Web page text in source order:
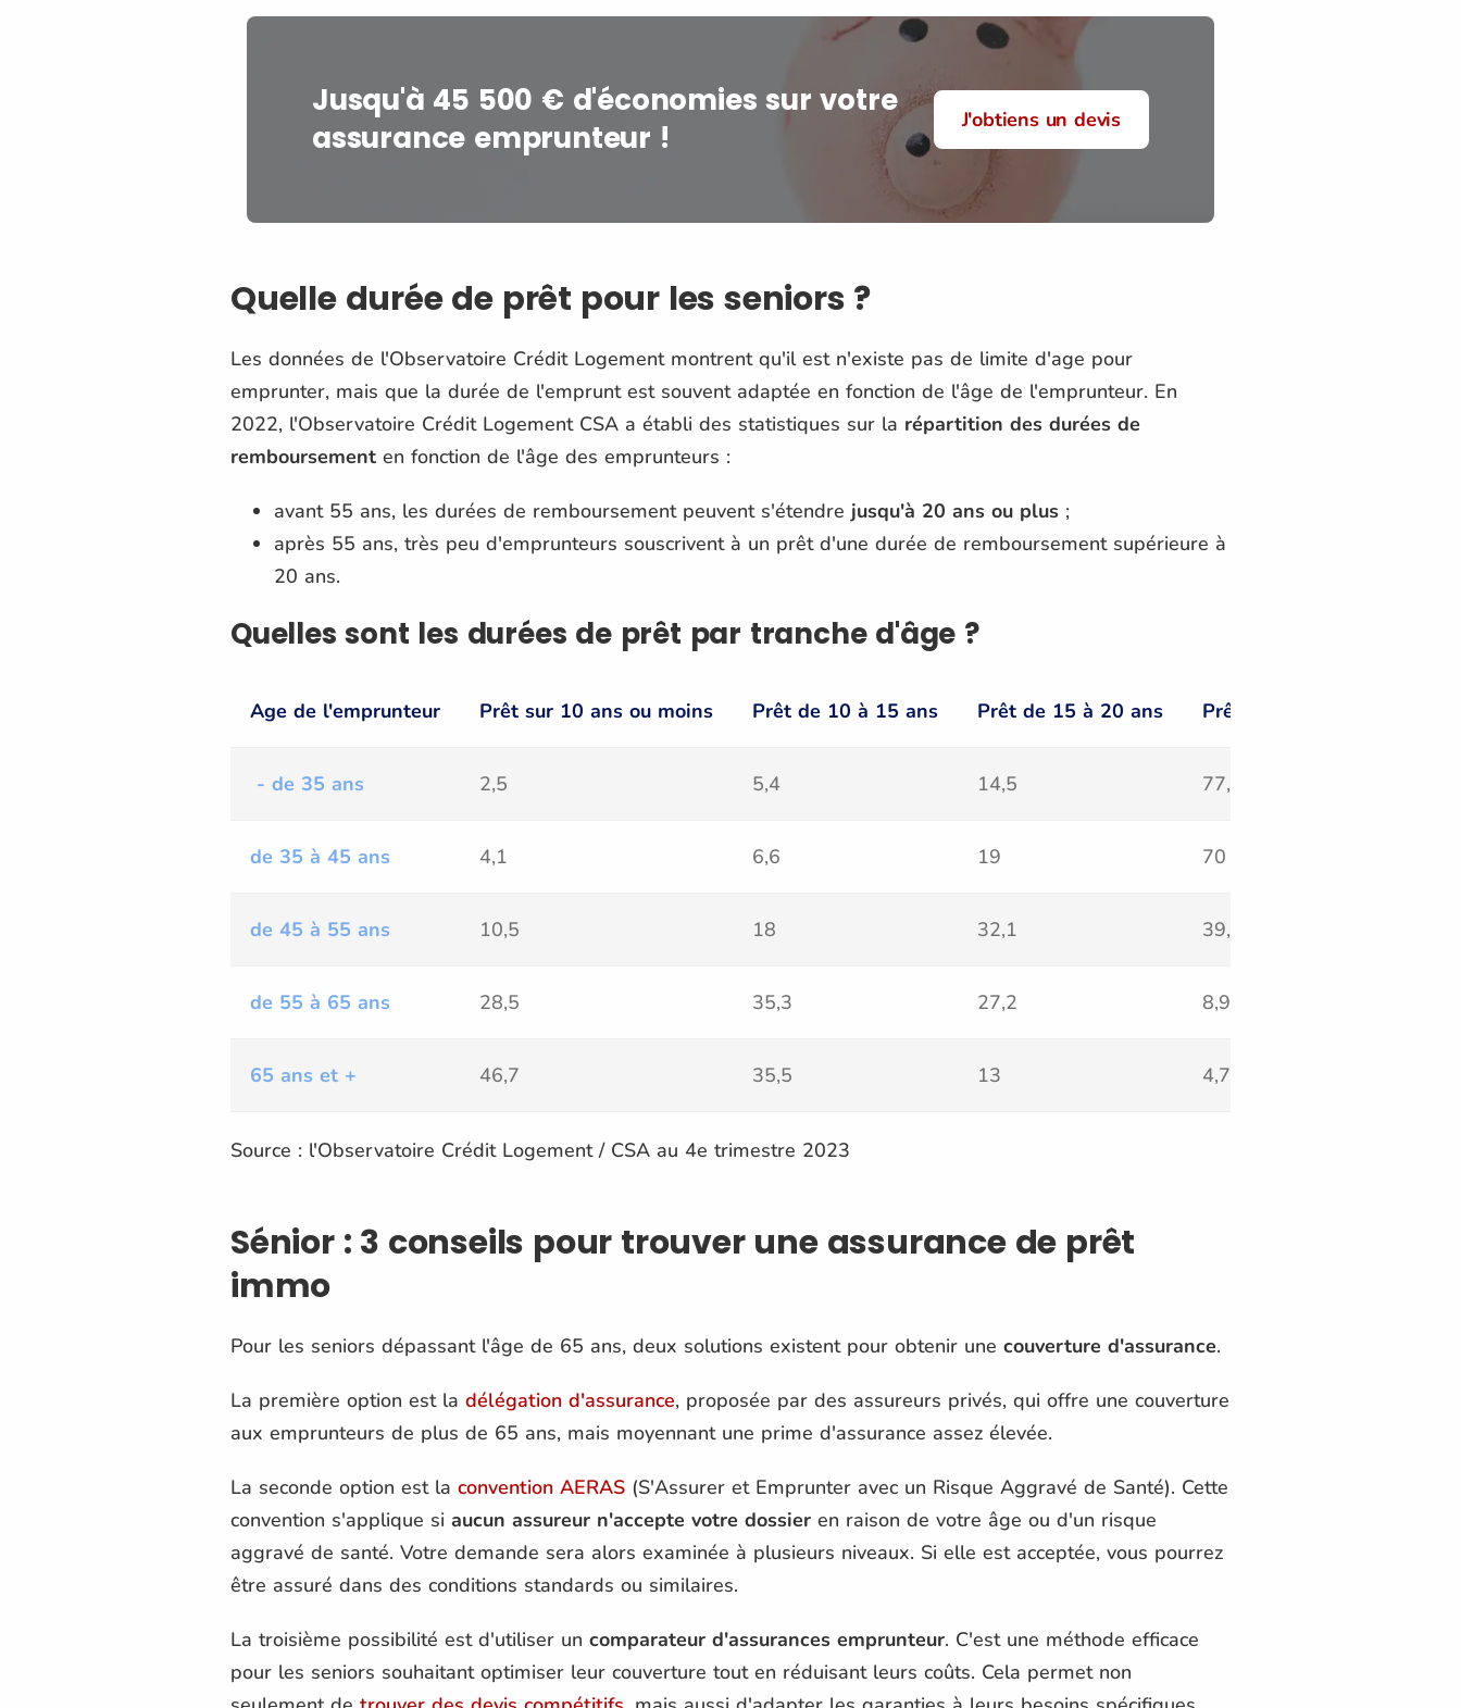
Jusqu'à 45 500 € d'économies sur votre
assurance emprunteur !
J'obtiens un devis
Quelle durée de prêt pour les seniors ?
Les données de l'Observatoire Crédit Logement montrent qu'il est n'existe pas de limite d'age pour
emprunter, mais que la durée de l'emprunt est souvent adaptée en fonction de l'âge de l'emprunteur. En
2022, l'Observatoire Crédit Logement CSA a établi des statistiques sur la répartition des durées de
remboursement en fonction de l'âge des emprunteurs :
avant 55 ans, les durées de remboursement peuvent s'étendre jusqu'à 20 ans ou plus ;
après 55 ans, très peu d'emprunteurs souscrivent à un prêt d'une durée de remboursement supérieure à
20 ans.
Quelles sont les durées de prêt par tranche d'âge ?
Age de l'emprunteur Prêt sur 10 ans ou moins Prêt de 10 à 15 ans Prêt de 15 à 20 ans Prêt de 20 à 25 ans
- de 35 ans 2,5 5,4 14,5 77,2
de 35 à 45 ans 4,1 6,6 19 70
de 45 à 55 ans 10,5 18 32,1 39,2
de 55 à 65 ans 28,5 35,3 27,2 8,9
65 ans et + 46,7 35,5 13 4,7
Source : l'Observatoire Crédit Logement / CSA au 4e trimestre 2023
Sénior : 3 conseils pour trouver une assurance de prêt
immo
Pour les seniors dépassant l'âge de 65 ans, deux solutions existent pour obtenir une couverture d'assurance.
La première option est la délégation d'assurance, proposée par des assureurs privés, qui offre une couverture
aux emprunteurs de plus de 65 ans, mais moyennant une prime d'assurance assez élevée.
La seconde option est la convention AERAS (S'Assurer et Emprunter avec un Risque Aggravé de Santé). Cette
convention s'applique si aucun assureur n'accepte votre dossier en raison de votre âge ou d'un risque
aggravé de santé. Votre demande sera alors examinée à plusieurs niveaux. Si elle est acceptée, vous pourrez
être assuré dans des conditions standards ou similaires.
La troisième possibilité est d'utiliser un comparateur d'assurances emprunteur. C'est une méthode efficace
pour les seniors souhaitant optimiser leur couverture tout en réduisant leurs coûts. Cela permet non